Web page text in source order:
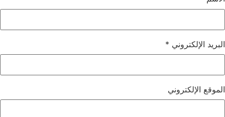
البريد الإلكتروني *
الموقع الإلكتروني